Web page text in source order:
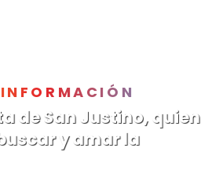
de San Justino, quien
y amar la